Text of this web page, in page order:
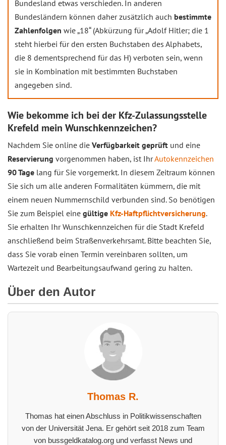
Bundesland etwas verschieden. In anderen
Bundesländern können daher zusätzlich auch bestimmte
Zahlenfolgen wie „18“ (Abkürzung für „Adolf Hitler; die 1
steht hierbei für den ersten Buchstaben des Alphabets,
die 8 dementsprechend für das H) verboten sein, wenn
sie in Kombination mit bestimmten Buchstaben
angegeben sind.
Wie bekomme ich bei der Kfz-Zulassungsstelle
Krefeld mein Wunschkennzeichen?
Nachdem Sie online die Verfügbarkeit geprüft und eine
Reservierung vorgenommen haben, ist IhrAutokennzeichen
90 Tage lang für Sie vorgemerkt. In diesem Zeitraum können
Sie sich um alle anderen Formalitäten kümmern, die mit
einem neuen Nummernschild verbunden sind. So benötigen
Sie zum Beispiel eine gültige Kfz-Haftpflichtversicherung.
Sie erhalten Ihr Wunschkennzeichen für die Stadt Krefeld
anschließend beim Straßenverkehrsamt. Bitte beachten Sie,
dass Sie vorab einen Termin vereinbaren sollten, um
Wartezeit und Bearbeitungsaufwand gering zu halten.
Über den Autor
Thomas R.
Thomas hat einen Abschluss in Politikwissenschaften
von der Universität Jena. Er gehört seit 2018 zum Team
von bussgeldkatalog.org und verfasst News und